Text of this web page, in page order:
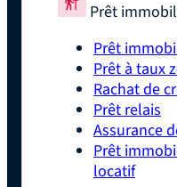
Prêt
Prêt
Prêt à taux
Rachat de
Prêt relais
Assurance
Prêt
locatif